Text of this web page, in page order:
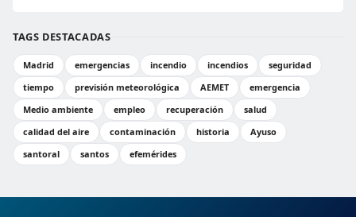
TAGS DESTACADAS
Madrid emergencias incendio incendios
seguridad
tiempo
previsión meteorológica AEMET
emergencia
Medio ambiente
empleo recuperación
salud
calidad del aire
contaminación historia
Ayuso
santoral
santos efemérides